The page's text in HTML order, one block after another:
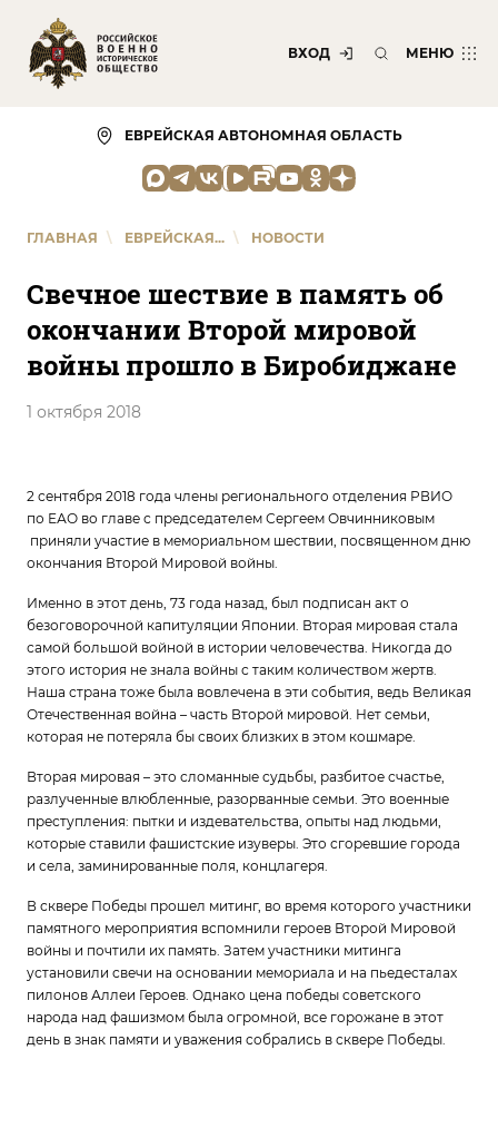
ВХОД МЕНЮ
ЕВРЕЙСКАЯ АВТОНОМНАЯ ОБЛАСТЬ
ГЛАВНАЯ \ ЕВРЕЙСКАЯ... \ НОВОСТИ
Свечное шествие в память об
окончании Второй мировой
войны прошло в Биробиджане
1 октября 2018
2 сентября 2018 года члены регионального отделения РВИО
по ЕАО во главе с председателем Сергеем Овчинниковым
приняли участие в мемориальном шествии, посвященном дню
окончания Второй Мировой войны.
Именно в этот день, 73 года назад, был подписан акт о
безоговорочной капитуляции Японии. Вторая мировая стала
самой большой войной в истории человечества. Никогда до
этого история не знала войны с таким количеством жертв.
Наша страна тоже была вовлечена в эти события, ведь Великая
Отечественная война – часть Второй мировой. Нет семьи,
которая не потеряла бы своих близких в этом кошмаре.
Вторая мировая – это сломанные судьбы, разбитое счастье,
разлученные влюбленные, разорванные семьи. Это военные
преступления: пытки и издевательства, опыты над людьми,
которые ставили фашистские изуверы. Это сгоревшие города
и села, заминированные поля, концлагеря.
В сквере Победы прошел митинг, во время которого участники
памятного мероприятия вспомнили героев Второй Мировой
войны и почтили их память. Затем участники митинга
установили свечи на основании мемориала и на пьедесталах
пилонов Аллеи Героев. Однако цена победы советского
народа над фашизмом была огромной, все горожане в этот
день в знак памяти и уважения собрались в сквере Победы.